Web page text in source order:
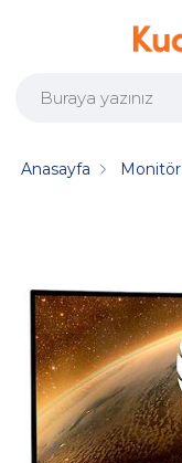
Anasayfa Monitör